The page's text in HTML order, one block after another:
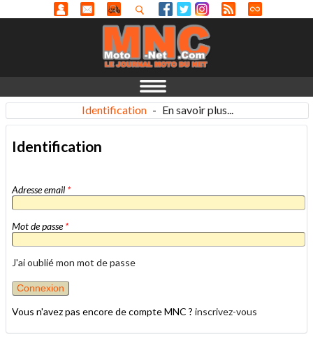
Identification - En savoir plus...
Identification
Adresse email *
Mot de passe*
J'ai oublié mon mot de passe
Vous n'avez pas encore de compte MNC ? inscrivez-vous